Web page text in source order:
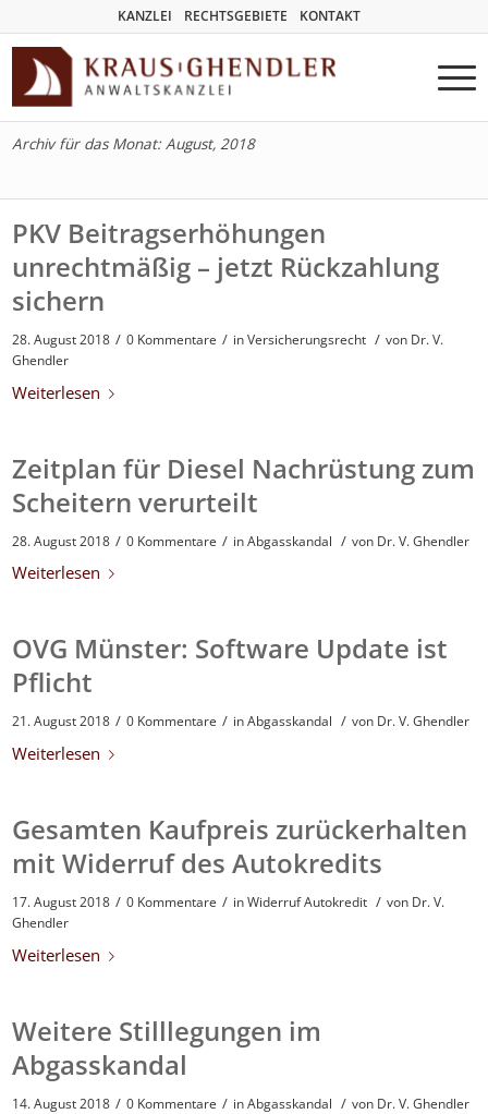
KANZLEI RECHTSGEBIETE KONTAKT
Archiv für das Monat: August, 2018
PKV Beitragserhöhungen
unrechtmäßig – jetzt Rückzahlung
sichern
28. August 2018 / 0 Kommentare / inVersicherungsrecht / von Dr. V.
Ghendler
Weiterlesen
Zeitplan für Diesel Nachrüstung zum
Scheitern verurteilt
28. August 2018 / 0 Kommentare / inAbgasskandal / von Dr. V. Ghendler
Weiterlesen
OVG Münster: Software Update ist
Pflicht
21. August 2018 / 0 Kommentare / inAbgasskandal / von Dr. V. Ghendler
Weiterlesen
Gesamten Kaufpreis zurückerhalten
mit Widerruf des Autokredits
17. August 2018 / 0 Kommentare / inWiderruf Autokredit / von Dr. V.
Ghendler
Weiterlesen
Weitere Stilllegungen im
Abgasskandal
14. August 2018 / 0 Kommentare / inAbgasskandal / von Dr. V. Ghendler